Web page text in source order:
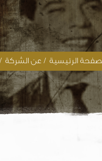
الرئيسية / عن الشركة /